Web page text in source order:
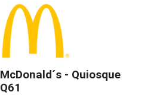
McDonald´s - Quiosque
Q61